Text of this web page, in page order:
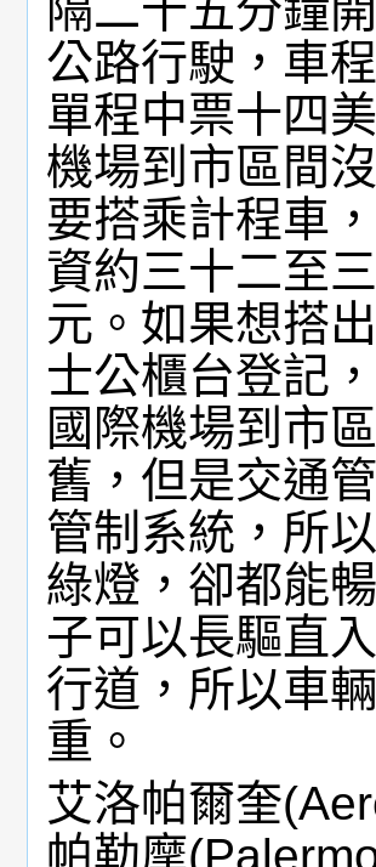
公路行駛，車
單程中票十四
機場到市區間
要搭乘計程車
資約三十二至
元。如果想搭
士公櫃台登記
國際機場到市
舊，但是交通
管制系統，所
綠燈，卻都能
子可以長驅直
行道，所以車
重。
艾洛帕爾奎
帕勒摩